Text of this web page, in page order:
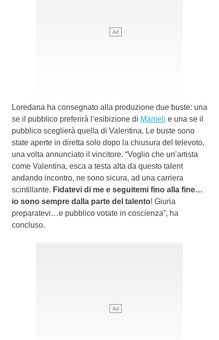
Loredana ha consegnato alla produzione due buste: una
se il pubblico preferirà l’esibizione di Mameli e una se il
pubblico sceglierà quella di Valentina. Le buste sono
state aperte in diretta solo dopo la chiusura del televoto,
una volta annunciato il vincitore. “Voglio che un’artista
come Valentina, esca a testa alta da questo talent
andando incontro, ne sono sicura, ad una carriera
scintillante. Fidatevi di me e seguitemi fino alla fine…
io sono sempre dalla parte del talento! Giuria
preparatevi…e pubblico votate in coscienza”, ha
concluso.